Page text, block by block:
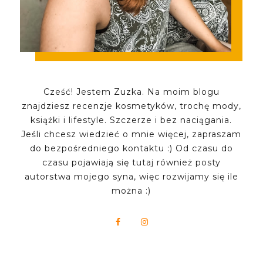
Cześć! Jestem Zuzka. Na moim blogu
znajdziesz recenzje kosmetyków, trochę mody,
książki i lifestyle. Szczerze i bez naciągania.
Jeśli chcesz wiedzieć o mnie więcej, zapraszam
do bezpośredniego kontaktu :) Od czasu do
czasu pojawiają się tutaj również posty
autorstwa mojego syna, więc rozwijamy się ile
można :)